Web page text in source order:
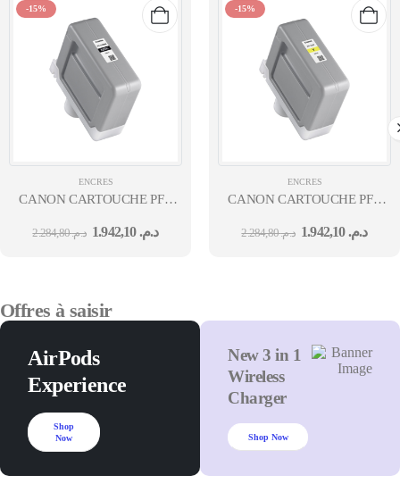
-15%
ENCRES
CANON CARTOUCHE PFI-
د.م.2.284,80 د.م.1.942,10
-15%
ENCRES
CANON CARTOUCHE PFI-
د.م.2.284,80 د.م.1.942,10
Offres à saisir
AirPods
Experience
Shop
Now
New 3 in 1
Wireless
Charger
Shop Now